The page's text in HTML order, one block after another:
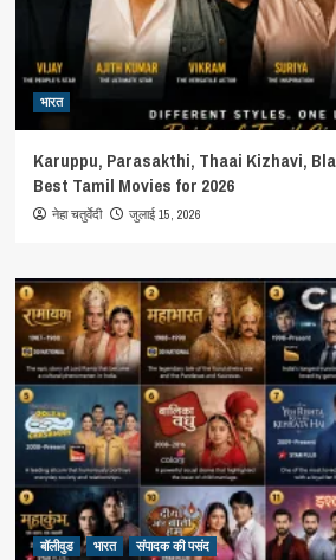
भारत
Karuppu, Parasakthi, Thaai Kizhavi,
Best Tamil Movies for 2026
नेहा चतुर्वेदी जुलाई 15, 2026
बॉलीवुड भारत संपादक की पसंद